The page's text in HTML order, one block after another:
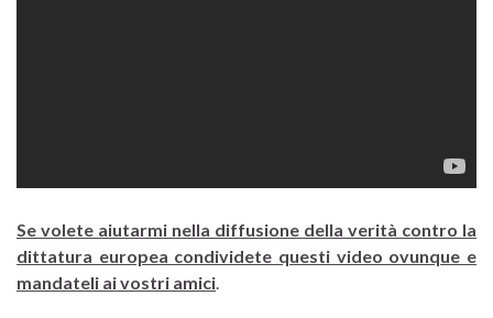
Se volete aiutarmi nella diffusione della verità contro la
dittatura europea condividete questi video ovunque e
mandateli ai vostri amici